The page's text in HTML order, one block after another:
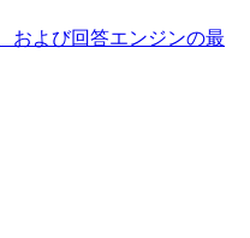
および回答エンジンの最